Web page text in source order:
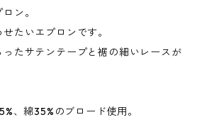
ン。
たいエプロンです。
たサテンテープと裾の細いレースが
、綿35%のブロード使用。